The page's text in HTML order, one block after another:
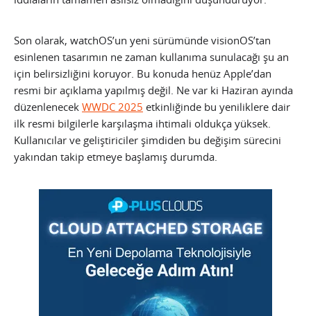
Son olarak, watchOS’un yeni sürümünde visionOS’tan
esinlenen tasarımın ne zaman kullanıma sunulacağı şu an
için belirsizliğini koruyor. Bu konuda henüz Apple’dan
resmi bir açıklama yapılmış değil. Ne var ki Haziran ayında
düzenlenecek WWDC 2025 etkinliğinde bu yeniliklere dair
ilk resmi bilgilerle karşılaşma ihtimali oldukça yüksek.
Kullanıcılar ve geliştiriciler şimdiden bu değişim sürecini
yakından takip etmeye başlamış durumda.